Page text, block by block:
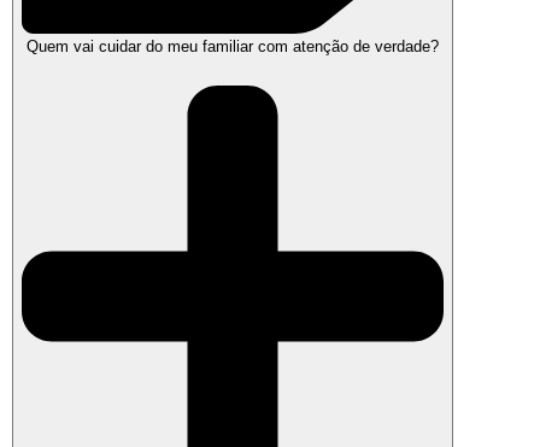
Quem vai cuidar do meu familiar com atenção de verdade?